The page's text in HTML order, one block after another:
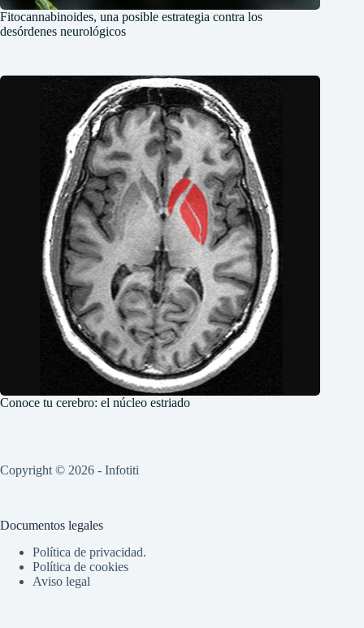
Fitocannabinoides, una posible estrategia contra los
desórdenes neurológicos
Conoce tu cerebro: el núcleo estriado
Copyright © 2026 - Infotiti
Documentos legales
Política de privacidad.
Política de cookies
Aviso legal